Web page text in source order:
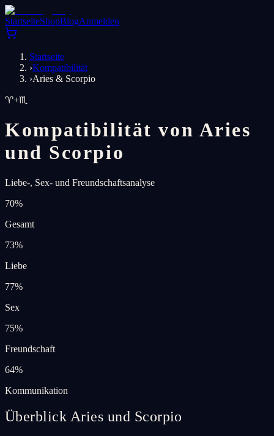
StartseiteShopBlogAnmelden
Startseite
›Kompatibilität
›Aries & Scorpio
♈+♏
Kompatibilität von Aries
und Scorpio
Liebe-, Sex- und Freundschaftsanalyse
70%
Gesamt
73%
Liebe
77%
Sex
75%
Freundschaft
64%
Kommunikation
Überblick Aries und Scorpio